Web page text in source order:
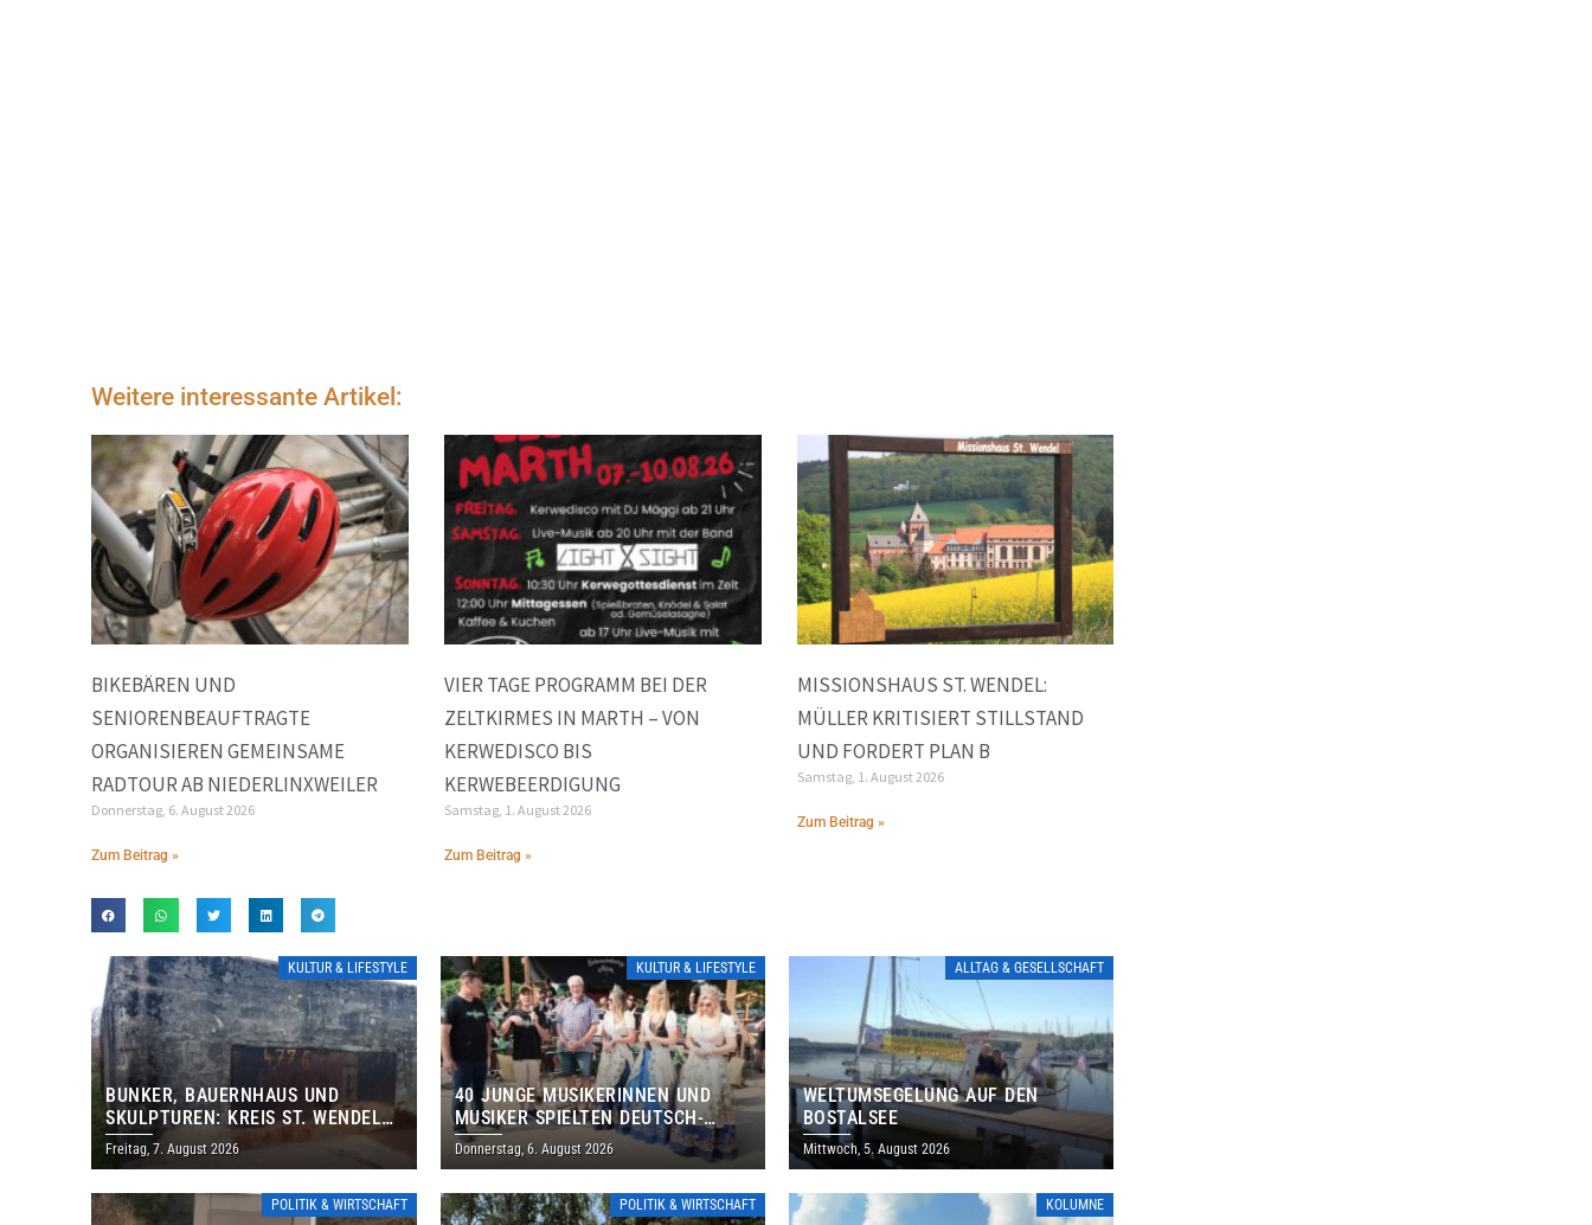
Weitere interessante Artikel:
BIKEBÄREN UND
SENIORENBEAUFTRAGTE
ORGANISIEREN GEMEINSAME
RADTOUR AB NIEDERLINXWEILER
Donnerstag, 6. August 2026
Zum Beitrag »
VIER TAGE PROGRAMM BEI DER
ZELTKIRMES IN MARTH – VON
KERWEDISCO BIS
KERWEBEERDIGUNG
Samstag, 1. August 2026
Zum Beitrag »
MISSIONSHAUS ST. WENDEL:
MÜLLER KRITISIERT STILLSTAND
UND FORDERT PLAN B
Samstag, 1. August 2026
Zum Beitrag »
KULTUR & LIFESTYLE
BUNKER, BAUERNHAUS UND
SKULPTUREN: KREIS ST. WENDEL
LÄDT ZUM TAG DES OFFENEN
DENKMALS EIN
Freitag, 7. August 2026
KULTUR & LIFESTYLE
40 JUNGE MUSIKERINNEN UND
MUSIKER SPIELTEN DEUTSCH-
BRASILIANISCHES PROGRAMM IN
THOLEY
Donnerstag, 6. August 2026
ALLTAG & GESELLSCHAFT
WELTUMSEGELUNG AUF DEN
BOSTALSEE
Mittwoch, 5. August 2026
POLITIK & WIRTSCHAFT POLITIK & WIRTSCHAFT KOLUMNE